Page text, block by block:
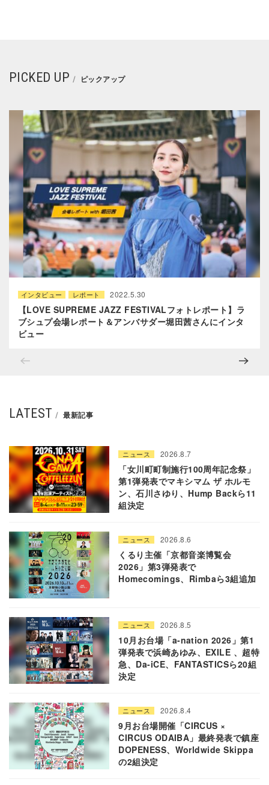
PICKED UP ピックアップ
インタビュー レポート 2022.5.30
【LOVE SUPREME JAZZ FESTIVALフォトレポート】ラ
ブシュプ会場レポート＆アンバサダー堀田茜さんにインタ
ビュー
LATEST 最新記事
ニュース 2026.8.7
「女川町町制施行100周年記念祭」
第1弾発表でマキシマム ザ ホルモ
ン、石川さゆり、Hump Backら11
組決定
ニュース 2026.8.6
くるり主催「京都音楽博覧会
2026」第3弾発表で
Homecomings、Rimbaら3組追加
ニュース 2026.8.5
10月お台場「a-nation 2026」第1
弾発表で浜崎あゆみ、EXILE 、超特
急、Da-iCE、FANTASTICSら20組
決定
ニュース 2026.8.4
9月お台場開催「CIRCUS ×
CIRCUS ODAIBA」最終発表で鎮座
DOPENESS、Worldwide Skippa
の2組決定